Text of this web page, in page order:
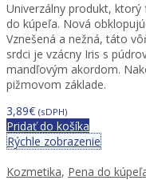
Univerzálny produkt,
do kúpeľa. Nová
Vznešená a nežná, táto
srdci je vzácny Iris s
mandľovým akordom.
pižmovom základe.
3,89€ (sDPH)
Pridať do košíka
Rýchle zobrazenie
Kozmetika, Pena do